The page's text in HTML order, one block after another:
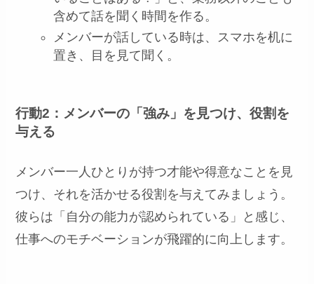
含めて話を聞く時間を作る。
メンバーが話している時は、スマホを机に
置き、目を見て聞く。
行動2：メンバーの「強み」を見つけ、役割を
与える
メンバー一人ひとりが持つ才能や得意なことを見
つけ、それを活かせる役割を与えてみましょう。
彼らは「自分の能力が認められている」と感じ、
仕事へのモチベーションが飛躍的に向上します。